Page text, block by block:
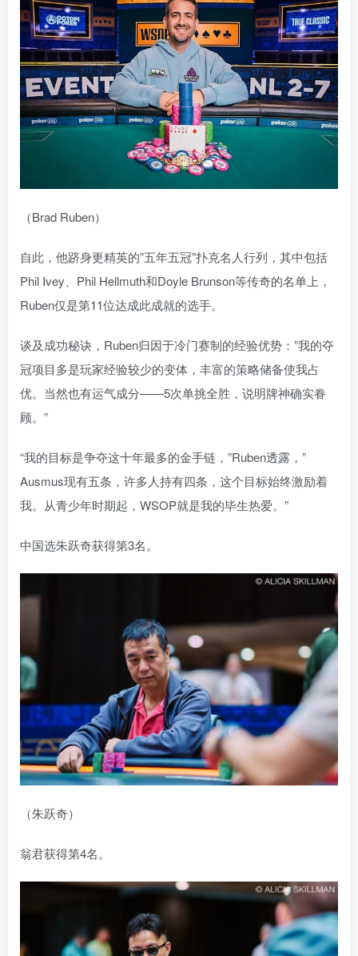
（Brad Ruben）
自此，他跻身更精英的”五年五冠”扑克名人行列，其中包括
Phil Ivey、Phil Hellmuth和Doyle Brunson等传奇的名单上，
Ruben仅是第11位达成此成就的选手。
谈及成功秘诀，Ruben归因于冷门赛制的经验优势：”我的夺
冠项目多是玩家经验较少的变体，丰富的策略储备使我占
优。当然也有运气成分——5次单挑全胜，说明牌神确实眷
顾。”
“我的目标是争夺这十年最多的金手链，”Ruben透露，”
Ausmus现有五条，许多人持有四条，这个目标始终激励着
我。从青少年时期起，WSOP就是我的毕生热爱。”
中国选朱跃奇获得第3名。
（朱跃奇）
翁君获得第4名。